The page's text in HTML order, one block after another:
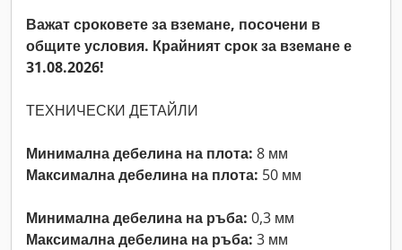
Важат сроковете за вземане, посочени в
общите условия. Крайният срок за вземане е
31.08.2026!
ТЕХНИЧЕСКИ ДЕТАЙЛИ
Минимална дебелина на плота: 8 мм
Максимална дебелина на плота: 50 мм
Минимална дебелина на ръба: 0,3 мм
Максимална дебелина на ръба: 3 мм